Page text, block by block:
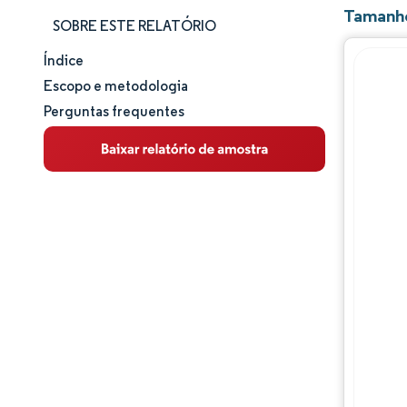
SOBRE ESTE RELATÓRIO
Tamanho e participação de mercado
Análise de mercado
Tendências e insights
Índice
Escopo e metodologia
Perguntas frequentes